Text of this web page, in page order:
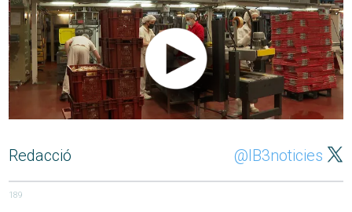
Redacció @IB3noticies
189